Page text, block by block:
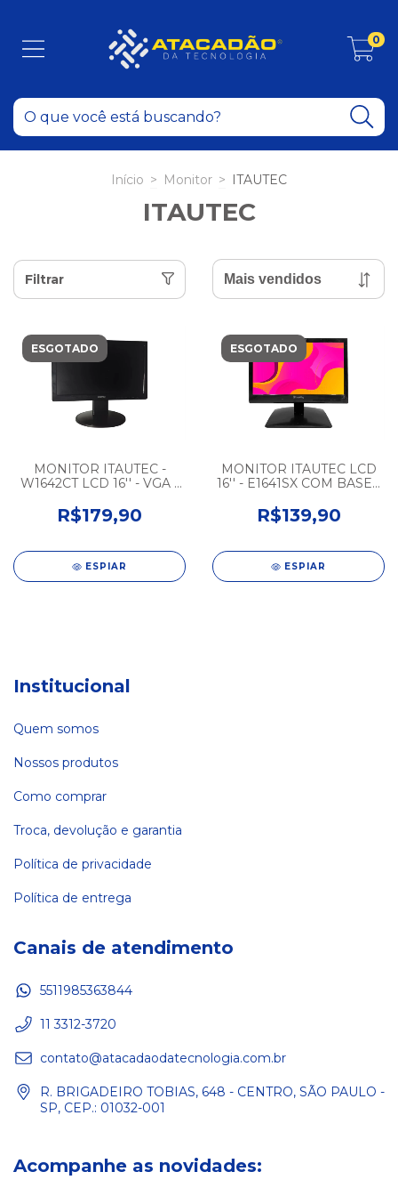
0
Início > Monitor > ITAUTEC
ITAUTEC
Filtrar
ESGOTADO
MONITOR ITAUTEC -
W1642CT LCD 16'' - VGA -
SEMINOVO
R$179,90
ESPIAR
ESGOTADO
MONITOR ITAUTEC LCD
16'' - E1641SX COM BASE -
R$139,90
ESPIAR
Institucional
Quem somos
Nossos produtos
Como comprar
Troca, devolução e garantia
Política de privacidade
Política de entrega
Canais de atendimento
5511985363844
11 3312-3720
contato@atacadaodatecnologia.com.br
R. BRIGADEIRO TOBIAS, 648 - CENTRO, SÃO PAULO -
SP, CEP.: 01032-001
Acompanhe as novidades: